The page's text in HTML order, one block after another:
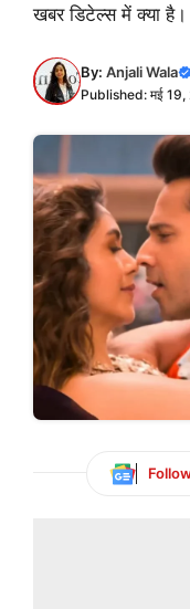
खबर डिटेल्स में क्या है।
By: Anjali Wala
Published: मई 19,